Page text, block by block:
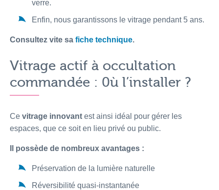
verre.
Enfin, nous garantissons le vitrage pendant 5 ans.
Consultez vite sa fiche technique.
Vitrage actif à occultation
commandée : 0ù l’installer ?
Ce vitrage innovant est ainsi idéal pour gérer les
espaces, que ce soit en lieu privé ou public.
Il possède de nombreux avantages :
Préservation de la lumière naturelle
Réversibilité quasi-instantanée